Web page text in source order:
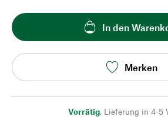
In den
Merken
Vorrätig, Lieferung in 4-5